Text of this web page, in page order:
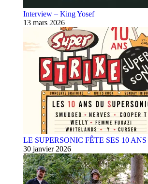
Interview – King Yosef
13 mars 2026
LE SUPERSONIC FÊTE SES 10 ANS
30 janvier 2026